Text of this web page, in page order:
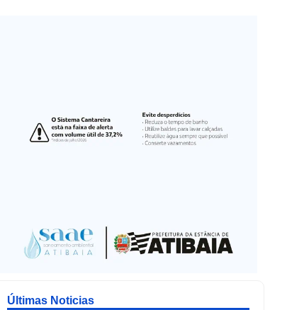
Últimas Noticias